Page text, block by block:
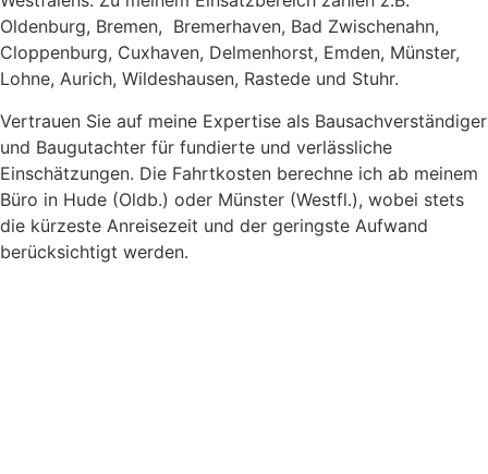
Oldenburg, Bremen, Bremerhaven, Bad Zwischenahn,
Cloppenburg, Cuxhaven, Delmenhorst, Emden, Münster,
Lohne, Aurich, Wildeshausen, Rastede und Stuhr.
Vertrauen Sie auf meine Expertise als Bausachverständiger
und Baugutachter für fundierte und verlässliche
Einschätzungen. Die Fahrtkosten berechne ich ab meinem
Büro in Hude (Oldb.) oder Münster (Westfl.), wobei stets
die kürzeste Anreisezeit und der geringste Aufwand
berücksichtigt werden.